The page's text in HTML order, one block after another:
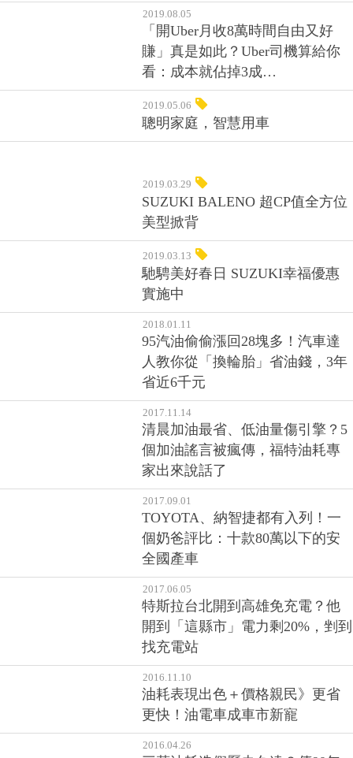
2019.08.05
「開Uber月收8萬時間自由又好
賺」真是如此？Uber司機算給你
看：成本就佔掉3成…
2019.05.06
聰明家庭，智慧用車
2019.03.29
SUZUKI BALENO 超CP值全方位
美型掀背
2019.03.13
馳騁美好春日 SUZUKI幸福優惠
實施中
2018.01.11
95汽油偷偷漲回28塊多！汽車達
人教你從「換輪胎」省油錢，3年
省近6千元
2017.11.14
清晨加油最省、低油量傷引擎？5
個加油謠言被瘋傳，福特油耗專
家出來說話了
2017.09.01
TOYOTA、納智捷都有入列！一
個奶爸評比：十款80萬以下的安
全國產車
2017.06.05
特斯拉台北開到高雄免充電？他
開到「這縣市」電力剩20%，剉到
找充電站
2016.11.10
油耗表現出色＋價格親民》更省
更快！油電車成車市新寵
2016.04.26